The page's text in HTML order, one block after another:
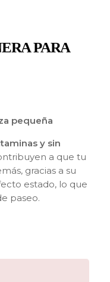
PARA
pequeña
y sin
a que tu
gracias a su
estado, lo que
paseo.